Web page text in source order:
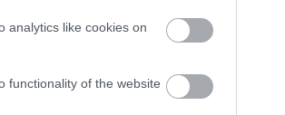
analytics like cookies on
functionality of the website